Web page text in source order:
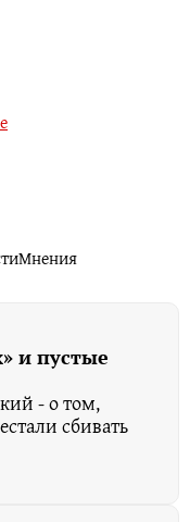
Мнения
и пустые
- о том,
сбивать